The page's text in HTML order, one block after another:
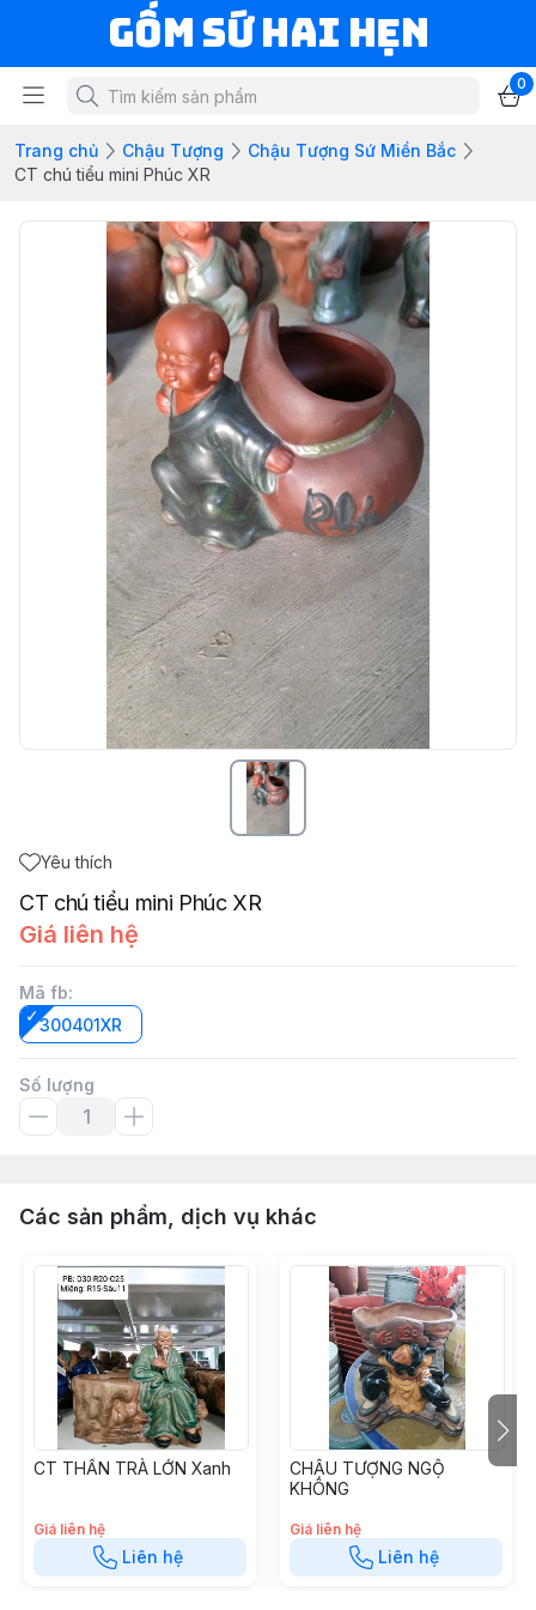
Gốm Sứ Hai Hẹn
0
Trang chủ Chậu Tượng
Chậu Tượng Sứ Miền Bắc
CT chú tiểu mini Phúc XR
Yêu thích
CT chú tiểu mini Phúc XR
Giá liên hệ
Mã fb:
300401XR
Số lượng
Các sản phẩm, dịch vụ khác
CT THẦN TRÀ LỚN Xanh
Giá liên hệ
Liên hệ
CHẬU TƯỢNG NGỘ
KHÔNG
Giá liên hệ
Liên hệ